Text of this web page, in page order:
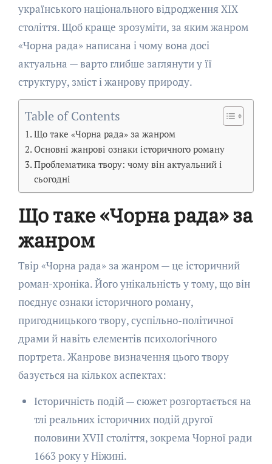
українського національного відродження ХІХ
століття. Щоб краще зрозуміти, за яким жанром
«Чорна рада» написана і чому вона досі
актуальна — варто глибше заглянути у її
структуру, зміст і жанрову природу.
Table of Contents
Що таке «Чорна рада» за жанром
Основні жанрові ознаки історичного роману
Проблематика твору: чому він актуальний і
сьогодні
Що таке «Чорна рада» за
жанром
Твір «Чорна рада» за жанром — це історичний
роман-хроніка. Його унікальність у тому, що він
поєднує ознаки історичного роману,
пригодницького твору, суспільно-політичної
драми й навіть елементів психологічного
портрета. Жанрове визначення цього твору
базується на кількох аспектах:
Історичність подій — сюжет розгортається на
тлі реальних історичних подій другої
половини XVII століття, зокрема Чорної ради
1663 року у Ніжині.